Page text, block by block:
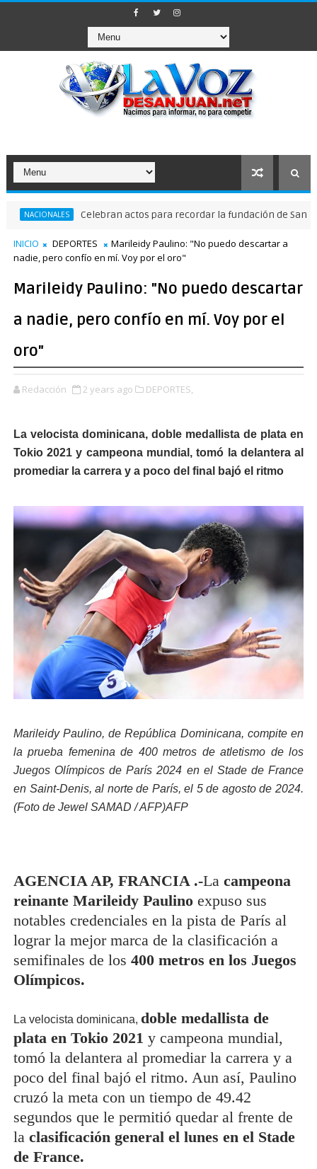
Celebran actos para recordar la fundación de Santo Domingo
INICIO DEPORTES
Marileidy Paulino: "No puedo descartar a
nadie, pero confío en mí. Voy por el oro"
Marileidy Paulino: "No puedo descartar
a nadie, pero confío en mí. Voy por el
oro"
Redacción 2 years ago DEPORTES,
La velocista dominicana, doble medallista de plata en
Tokio 2021 y campeona mundial, tomó la delantera al
promediar la carrera y a poco del final bajó el ritmo
Marileidy Paulino, de República Dominicana, compite en
la prueba femenina de 400 metros de atletismo de los
Juegos Olímpicos de París 2024 en el Stade de France
en Saint-Denis, al norte de París, el 5 de agosto de 2024.
(Foto de Jewel SAMAD / AFP)AFP
AGENCIA AP, FRANCIA .-Lacampeona
reinante Marileidy Paulinoexpuso sus
notables credenciales en la pista de París al
lograr la mejor marca de la clasificación a
semifinales de los 400 metros en los Juegos
Olímpicos.
La velocista dominicana, doble medallista de
plata en Tokio 2021 y campeona mundial,
tomó la delantera al promediar la carrera y a
poco del final bajó el ritmo. Aun así, Paulino
cruzó la meta con un tiempo de 49.42
segundos que le permitió quedar al frente de
la clasificación general el lunes en el Stade
de France.